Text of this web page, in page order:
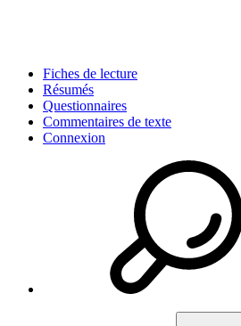
Fiches de lecture
Résumés
Questionnaires
Commentaires de texte
Connexion